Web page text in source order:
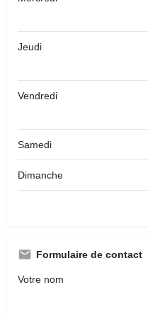
Jeudi
Vendredi
Samedi
Dimanche
Formulaire de contact
Votre nom